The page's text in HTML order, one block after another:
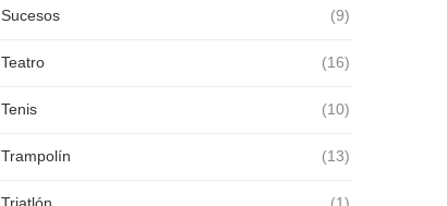
Sucesos (9)
Teatro (16)
Tenis (10)
Trampolín (13)